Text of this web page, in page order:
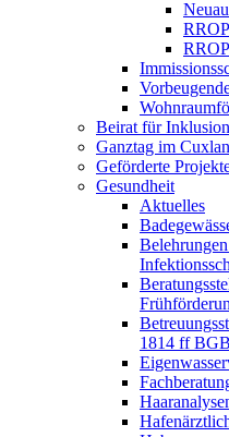
Beirat für
Ganztag im
Geförderte
Gesundheit
Aktuelles
1814 ff